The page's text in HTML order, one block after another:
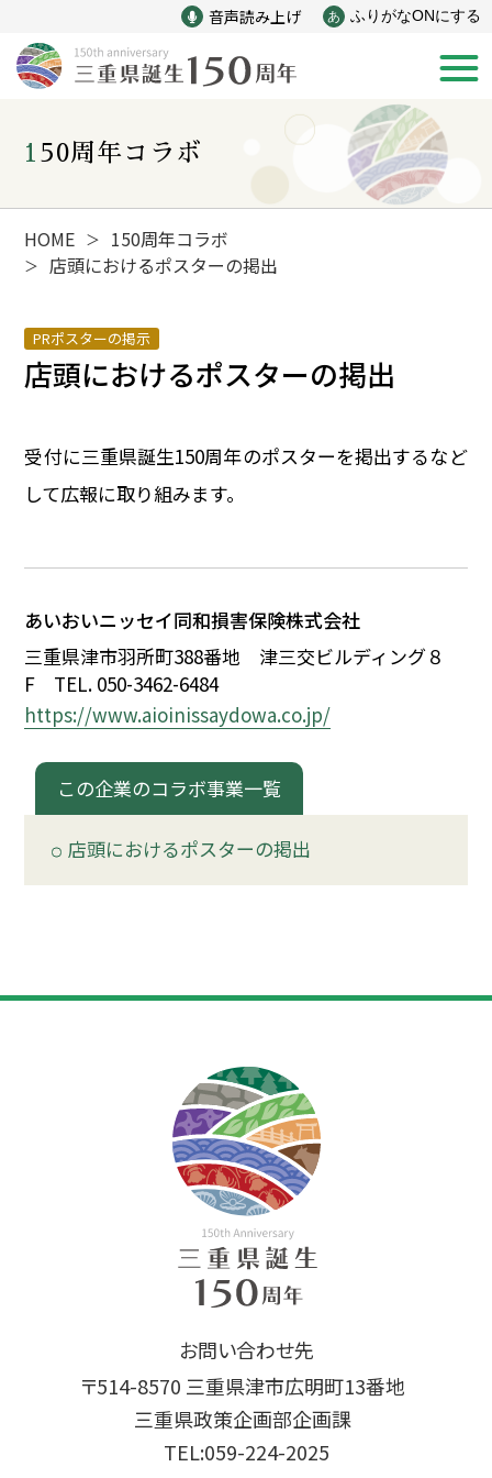
音声読み上げ あ ふりがなONにする
新着情報
みえ150年の歩み
産業 自然と文化
インフラ 偉人
150周年コラボ
HOME ＞ 150周年コラボ
＞ 店頭におけるポスターの掲出
PRポスターの掲示
店頭におけるポスターの掲出
受付に三重県誕生150周年のポスターを掲出するなど
して広報に取り組みます。
あいおいニッセイ同和損害保険株式会社
三重県津市羽所町388番地 津三交ビルディング８
F TEL. 050-3462-6484
https://www.aioinissaydowa.co.jp/
この企業のコラボ事業一覧
店頭におけるポスターの掲出
お問い合わせ先
〒514-8570 三重県津市広明町13番地
三重県政策企画部企画課
TEL:059-224-2025